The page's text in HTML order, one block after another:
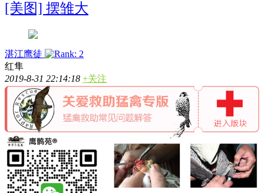
[美图] 摆雏大
湛江鹰徒
红隼
2019-8-31 22:14:18 +关注